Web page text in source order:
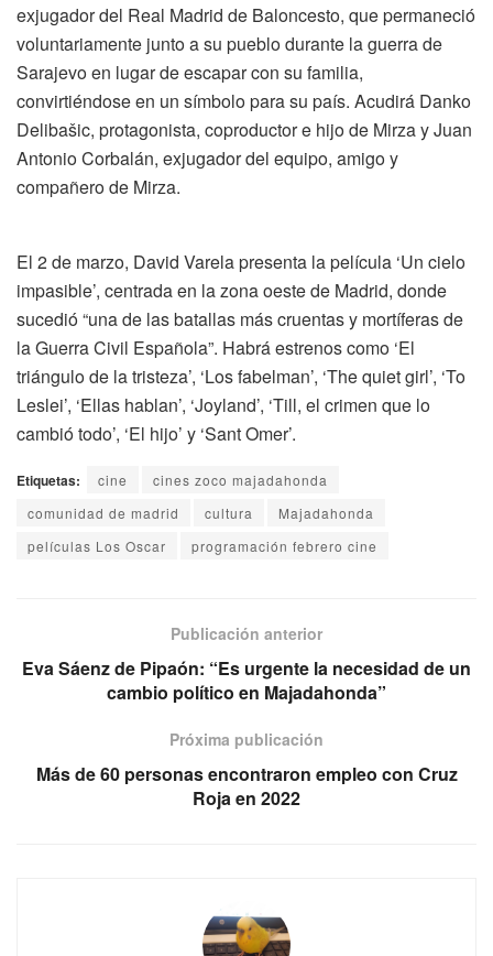
exjugador del Real Madrid de Baloncesto, que permaneció
voluntariamente junto a su pueblo durante la guerra de
Sarajevo en lugar de escapar con su familia,
convirtiéndose en un símbolo para su país. Acudirá Danko
Delibašic, protagonista, coproductor e hijo de Mirza y Juan
Antonio Corbalán, exjugador del equipo, amigo y
compañero de Mirza.
El 2 de marzo, David Varela presenta la película ‘Un cielo
impasible’, centrada en la zona oeste de Madrid, donde
sucedió “una de las batallas más cruentas y mortíferas de
la Guerra Civil Española”. Habrá estrenos como ‘El
triángulo de la tristeza’, ‘Los fabelman’, ‘The quiet girl’, ‘To
Leslei’, ‘Ellas hablan’, ‘Joyland’, ‘Till, el crimen que lo
cambió todo’, ‘El hijo’ y ‘Sant Omer’.
Etiquetas: cine
cines zoco majadahonda
comunidad de madrid
cultura
Majadahonda
películas Los Oscar
programación febrero cine
Publicación anterior
Eva Sáenz de Pipaón: “Es urgente la necesidad de un
cambio político en Majadahonda”
Próxima publicación
Más de 60 personas encontraron empleo con Cruz
Roja en 2022